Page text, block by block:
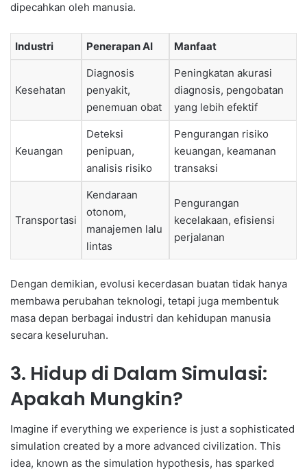
dipecahkan oleh manusia.
Industri Penerapan AI Manfaat
Kesehatan
Diagnosis
penyakit,
penemuan obat
Peningkatan akurasi
diagnosis, pengobatan
yang lebih efektif
Keuangan
Deteksi
penipuan,
analisis risiko
Pengurangan risiko
keuangan, keamanan
transaksi
Transportasi
Kendaraan
otonom,
manajemen lalu
lintas
Pengurangan
kecelakaan, efisiensi
perjalanan
Dengan demikian, evolusi kecerdasan buatan tidak hanya
membawa perubahan teknologi, tetapi juga membentuk
masa depan berbagai industri dan kehidupan manusia
secara keseluruhan.
3. Hidup di Dalam Simulasi:
Apakah Mungkin?
Imagine if everything we experience is just a sophisticated
simulation created by a more advanced civilization. This
idea, known as the simulation hypothesis, has sparked